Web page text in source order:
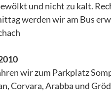
und nicht zu kalt.
werden wir am Bus
wir zum Parkplatz
Corvara, Arabba und